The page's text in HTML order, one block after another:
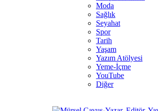
Moda
Sağlık
Seyahat
Spor
Tarih
Yaşam
Yazım Atölyesi
Yeme-İçme
YouTube
Diğer